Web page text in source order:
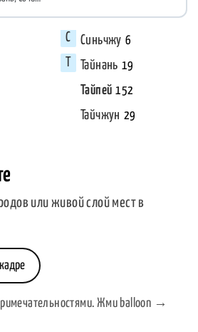
Синьчжу 6
Тайнань 19
Тайпей 152
Тайчжун 29
или живой слой мест в
Жми balloon →